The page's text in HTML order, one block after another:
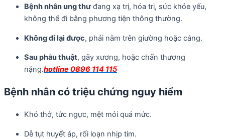
Bệnh nhân ung thưđang xạ trị, hóa trị, sức khỏe yếu,
không thể đi bằng phương tiện thông thường.
Không đi lại được, phải nằm trên giường hoặc cáng.
Sau phẫu thuật, gãy xương, hoặc chấn thương
nặng.hotline 0896 114 115
Bệnh nhân có triệu chứng nguy hiểm
Khó thở, tức ngực, mệt mỏi quá mức.
Dễ tụt huyết áp, rối loạn nhịp tim.